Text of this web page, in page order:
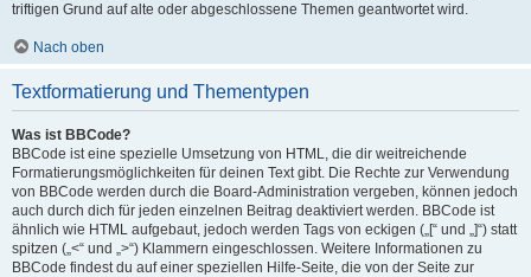
triftigen Grund auf alte oder abgeschlossene Themen geantwortet wird.
Nach oben
Textformatierung und Thementypen
Was ist BBCode?
BBCode ist eine spezielle Umsetzung von HTML, die dir weitreichende
Formatierungsmöglichkeiten für deinen Text gibt. Die Rechte zur Verwendung
von BBCode werden durch die Board-Administration vergeben, können jedoch
auch durch dich für jeden einzelnen Beitrag deaktiviert werden. BBCode ist
ähnlich wie HTML aufgebaut, jedoch werden Tags von eckigen („[“ und „]“) statt
spitzen („<“ und „>“) Klammern eingeschlossen. Weitere Informationen zu
BBCode findest du auf einer speziellen Hilfe-Seite, die von der Seite zur